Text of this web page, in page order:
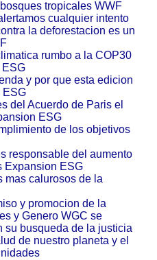
tropicales WWF
cualquier intento
la deforestacion es un
rumbo a la COP30
ESG
y por que esta edicion
ESG
del Acuerdo de Paris el
ESG
de los objetivos
responsable del aumento
Expansion ESG
mas calurosos de la
y promocion de la
y Genero WGC se
su busqueda de la justicia
de nuestro planeta y el